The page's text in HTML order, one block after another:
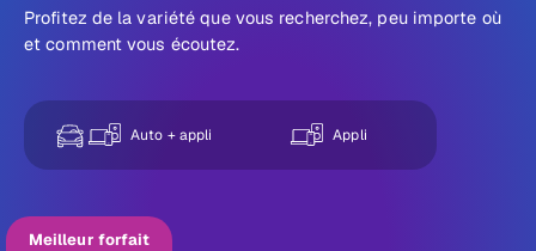
Profitez de la variété que vous recherchez, peu importe où
et comment vous écoutez.
Auto + appli Appli
Meilleur forfait